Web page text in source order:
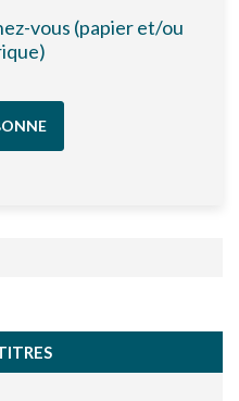
vous (papier et/ou